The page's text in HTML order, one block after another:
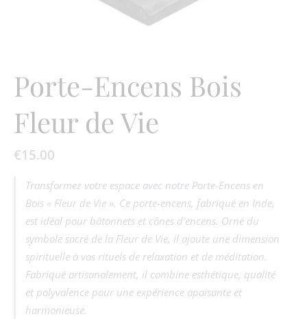
Porte-Encens Bois
Fleur de Vie
€15.00
Transformez votre espace avec notre Porte-Encens en
Bois « Fleur de Vie ». Ce porte-encens, fabriqué en Inde,
est idéal pour bâtonnets et cônes d’encens. Orné du
symbole sacré de la Fleur de Vie, il ajoute une dimension
spirituelle à vos rituels de relaxation et de méditation.
Fabriqué artisanalement, il combine esthétique, qualité
et polyvalence pour une expérience apaisante et
harmonieuse.